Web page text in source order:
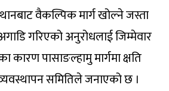
वैकल्पिक मार्ग खोल्ने जस्ता
गरिएको अनुरोधलाई जिम्मेवार
कारण पासाङल्हामु मार्गमा क्षति
समितिले जनाएको छ ।